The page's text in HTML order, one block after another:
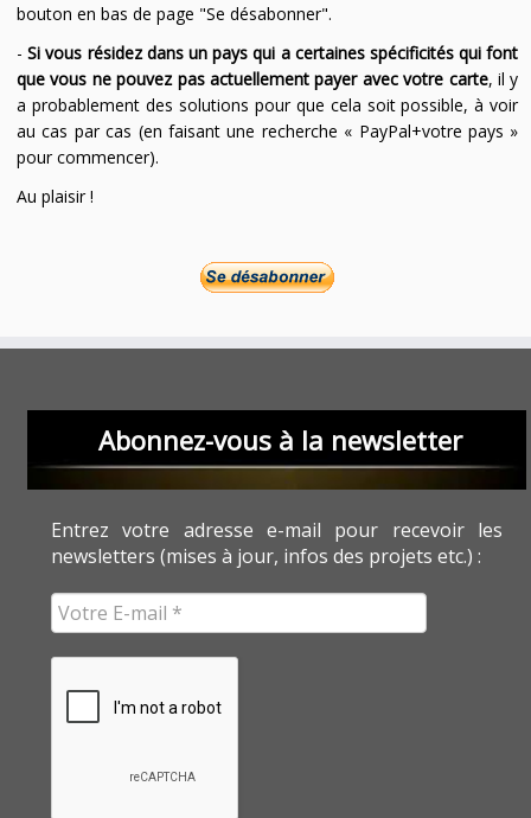
bouton en bas de page "Se désabonner".
-Si vous résidez dans un pays qui a certaines spécificités qui font
que vous ne pouvez pas actuellement payer avec votre carte, il y
a probablement des solutions pour que cela soit possible, à voir
au cas par cas (en faisant une recherche « PayPal+votre pays »
pour commencer).
Au plaisir !
Abonnez-vous à la newsletter
Entrez votre adresse e-mail pour recevoir les
newsletters (mises à jour, infos des projets etc.) :